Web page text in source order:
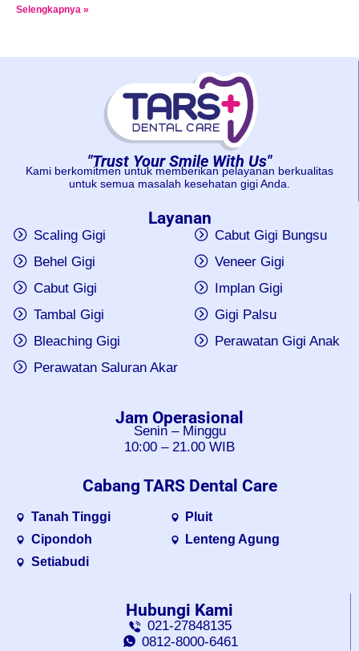
Selengkapnya »
"Trust Your Smile With Us"
Kami berkomitmen untuk memberikan pelayanan berkualitas
untuk semua masalah kesehatan gigi Anda.
Layanan
Scaling Gigi
Behel Gigi
Cabut Gigi
Tambal Gigi
Bleaching Gigi
Perawatan Saluran Akar
Cabut Gigi Bungsu
Veneer Gigi
Implan Gigi
Gigi Palsu
Perawatan Gigi Anak
Jam Operasional
Senin – Minggu
10:00 – 21.00 WIB
Cabang TARS Dental Care
Tanah Tinggi
Cipondoh
Setiabudi
Pluit
Lenteng Agung
Hubungi Kami
021-27848135
0812-8000-6461